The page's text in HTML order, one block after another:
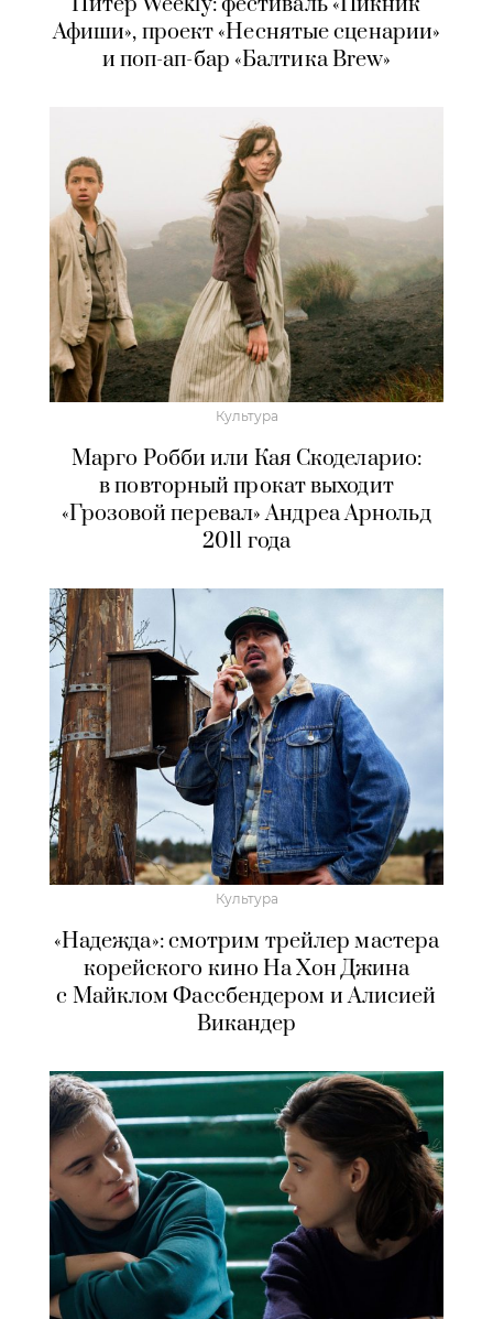
Афиши», проект «Неснятые сценарии»
и поп-ап-бар «Балтика Brew»
Культура
Марго Робби или Кая Скоделарио:
в повторный прокат выходит
«Грозовой перевал» Андреа Арнольд
2011 года
Культура
«Надежда»: смотрим трейлер мастера
корейского кино На Хон Джина
с Майклом Фассбендером и Алисией
Викандер